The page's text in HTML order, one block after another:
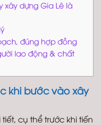
xây dựng Gia Lê là
đúng hợp đồng
lao động & chất
khi bước vào xây
cụ thể trước khi tiến